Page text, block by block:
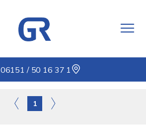
06151 / 50 16 37 1
1